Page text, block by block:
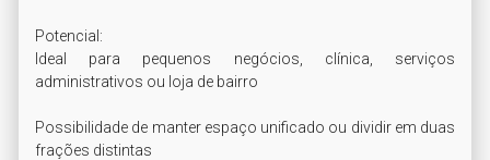
Potencial:
Ideal para pequenos negócios, clínica, serviços
administrativos ou loja de bairro
Possibilidade de manter espaço unificado ou dividir em duas
frações distintas